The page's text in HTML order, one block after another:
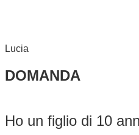
Lucia
DOMANDA
Ho un figlio di 10